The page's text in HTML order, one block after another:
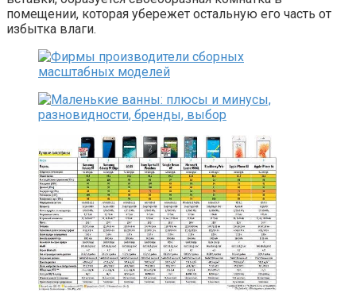
помещении, которая убережет остальную его часть от
избытка влаги.